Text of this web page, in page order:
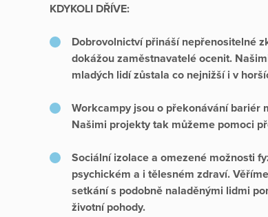
KDYKOLI DŘÍVE:
Dobrovolnictví přináší nepřenositelné
dokážou zaměstnavatelé ocenit.
mladých lidí zůstala co nejnižší i v
Workcampy jsou o překonávání bariér
Našimi projekty tak můžeme pomoci
Sociální izolace a omezené možnosti
psychickém a i tělesném zdraví.
setkání s podobně naladěnými lidmi
životní pohody.